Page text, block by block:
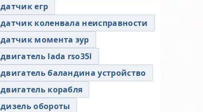
датчик егр
датчик коленвала неисправности
датчик момента эур
двигатель lada rso35l
двигатель баландина устройство
двигатель корабля
дизель обороты